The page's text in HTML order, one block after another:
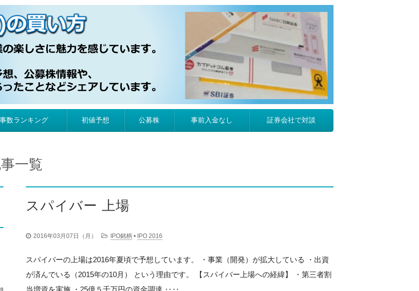
い方
数ランキング 初値予想 公募株 事前入金なし 証券会社で対談
一覧
スパイバー 上場
2016年03月07日（月） IPO銘柄 • IPO 2016
スパイバーの上場は2016年夏頃で予想しています。 ・事業（開発）が拡大している ・出資
が済んでいる（2015年の10月） という理由です。 【スパイバー上場への経緯】 ・第三者割
当増資を実施 ・25億５千万円の資金調達 ‥‥